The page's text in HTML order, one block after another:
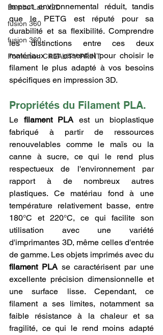
Bambu Lab X2D
fusion 360
fusion 360
Formation CREALITY PRINT
impact environnemental réduit, tandis
que le PETG est réputé pour sa
durabilité et sa flexibilité. Comprendre
les distinctions entre ces deux
matériaux est essentiel pour choisir le
filament le plus adapté à vos besoins
spécifiques en impression 3D.
Propriétés du Filament PLA.
Le filament PLA est un bioplastique
fabriqué à partir de ressources
renouvelables comme le maïs ou la
canne à sucre, ce qui le rend plus
respectueux de l'environnement par
rapport à de nombreux autres
plastiques. Ce matériau fond à une
température relativement basse, entre
180°C et 220°C, ce qui facilite son
utilisation avec une variété
d'imprimantes 3D, même celles d'entrée
filament PLA se caractérisent par une
excellente précision dimensionnelle et
une surface lisse. Cependant, ce
filament a ses limites, notamment sa
faible résistance à la chaleur et sa
fragilité, ce qui le rend moins adapté